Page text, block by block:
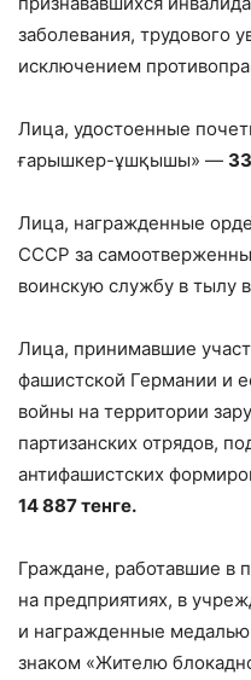
заболевания, трудового
исключением
Лица, удостоенные
ғарышкер-ұшқышы» —
Лица, награжденные
СССР за
воинскую службу в тылу
Лица, принимавшие
фашистской Германии и
войны на территории
партизанских отрядов,
антифашистских
14 887 тенге.
Граждане, работавшие в
на предприятиях, в
и награжденные
знаком «Жителю